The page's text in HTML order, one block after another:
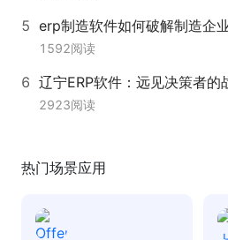
1592阅读
2923阅读
热门场景应用